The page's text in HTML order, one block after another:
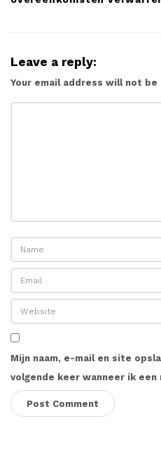
Leave a reply:
Your email address will not be
Mijn naam, e-mail en site
volgende keer wanneer ik